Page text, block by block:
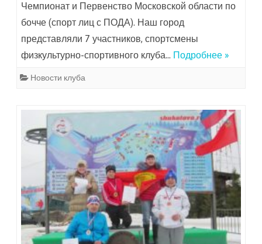
Чемпионат и Первенство Московской области по
бочче (спорт лиц с ПОДА). Наш город
представляли 7 участников, спортсмены
физкультурно-спортивного клуба… Подробнее »
Новости клуба